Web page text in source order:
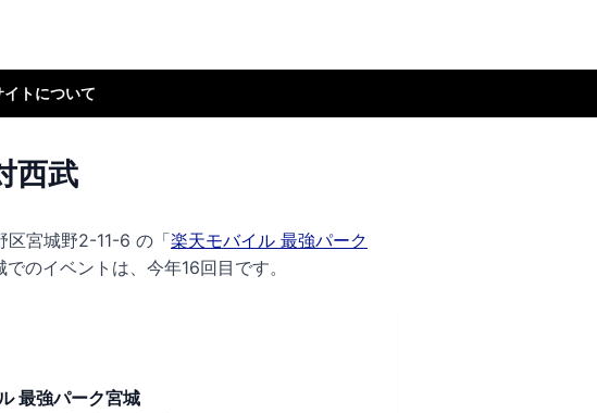
イトについて
西武
区宮城野2-11-6 の 「楽天モバイル 最強パーク
のイベントは、今年16回目です。
最強パーク宮城